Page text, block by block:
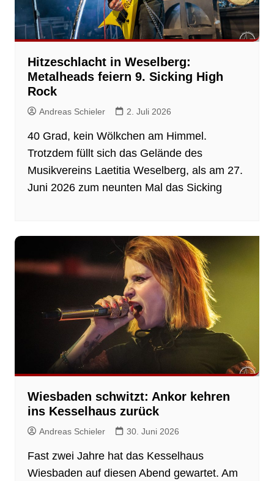
Hitzeschlacht in Weselberg:
Metalheads feiern 9. Sicking High
Rock
Andreas Schieler 2. Juli 2026
40 Grad, kein Wölkchen am Himmel.
Trotzdem füllt sich das Gelände des
Musikvereins Laetitia Weselberg, als am 27.
Juni 2026 zum neunten Mal das Sicking
Wiesbaden schwitzt: Ankor kehren
ins Kesselhaus zurück
Andreas Schieler 30. Juni 2026
Fast zwei Jahre hat das Kesselhaus
Wiesbaden auf diesen Abend gewartet. Am